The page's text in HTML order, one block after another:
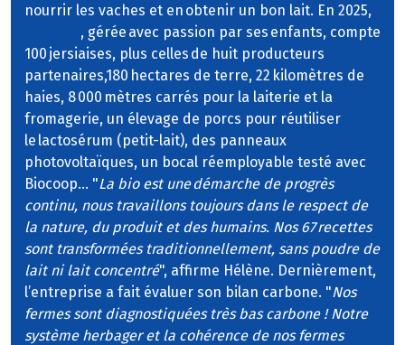
nourrir les vaches et en obtenir un bon lait. En 2025,
, gérée avec passion par ses enfants, compte
100 jersiaises, plus celles de huit producteurs
partenaires,180 hectares de terre, 22 kilomètres de
haies, 8 000 mètres carrés pour la laiterie et la
fromagerie, un élevage de porcs pour réutiliser
le lactosérum (petit-lait), des panneaux
photovoltaïques, un bocal réemployable testé avec
Biocoop… "La bio est une démarche de progrès
continu, nous travaillons toujours dans le respect de
la nature, du produit et des humains. Nos 67 recettes
sont transformées traditionnellement, sans poudre de
lait ni lait concentré", affirme Hélène. Dernièrement,
l’entreprise a fait évaluer son bilan carbone. "Nos
fermes sont diagnostiquées très bas carbone ! Notre
système herbager et la cohérence de nos fermes